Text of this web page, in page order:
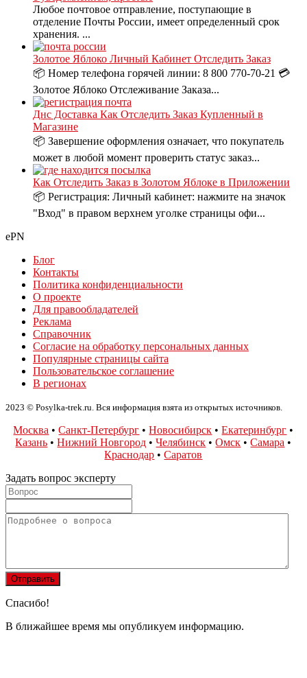
Любое почтовое отправление, поступающие в
отделение Почты России, имеет определенный срок
хранения. ...
Золотое Яблоко Личный Кабинет Отследить Заказ
📦 Номер телефона горячей линии: 8 800 770-70-21 💳
Золотое Яблоко Отслеживание Заказа...
Днс Доставка Как Отследить Заказ Купленный в
Магазине
📦 Завершение оформления означает, что покупатель
может в любой момент проверить статус заказ...
Как Отследить Заказ в Золотом Яблоке в Приложении
📦 Регистрация: Личный кабинет: нажмите на значок
"Вход" в правом верхнем уголке страницы офи...
ePN
Блог
Контакты
Политика конфиденциальности
О проекте
Для правообладателей
Реклама
Справочник
Согласие на обработку персональных данных
Популярные страницы сайта
Пользовательское соглашение
В регионах
2023 © Posylka-trek.ru. Вся информация взята из открытых источников.
Москва •Санкт-Петербург •Новосибирск •Екатеринбург •
Казань •Нижний Новгород •Челябинск •Омск •Самара •
Краснодар •Саратов
Задать вопрос эксперту
Спасибо!
В ближайшее время мы опубликуем информацию.